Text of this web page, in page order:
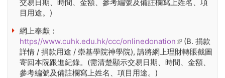
交易日期、時間、金額、參考編號及備註欄寫上姓名、項
目用途。)
網上奉獻：
https//www.cuhk.edu.hk/ccc/onlinedonation(link is
external)
(B. 捐款
詳情 / 捐款用途 / 崇基學院神學院), 請將網上理財轉賬截圖
寄回本院跟進紀錄。(需清楚顯示交易日期、時間、金額、
參考編號及備註欄寫上姓名、項目用途。)